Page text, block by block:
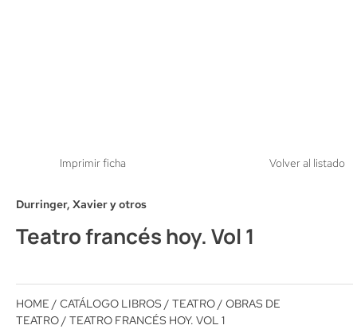
Imprimir ficha Volver al listado
Durringer, Xavier y otros
Teatro francés hoy. Vol 1
HOME / CATÁLOGO LIBROS / TEATRO/ OBRAS DE
TEATRO/ TEATRO FRANCÉS HOY. VOL 1